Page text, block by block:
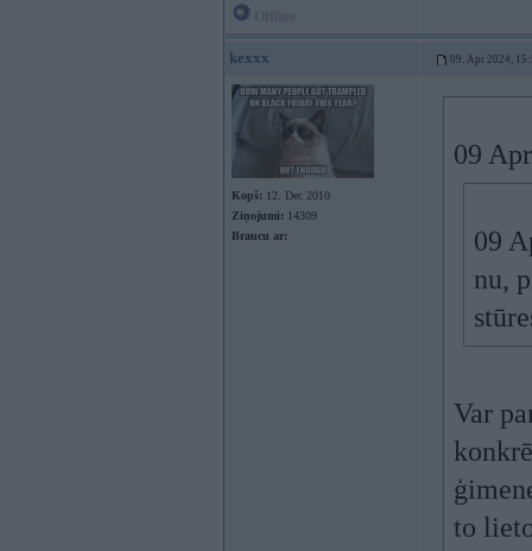
kexxx 09. Apr 2024,
Kopš: 12. Dec 2010
Ziņojumi: 14309
Braucu ar:
09
09
nu,
Var
to